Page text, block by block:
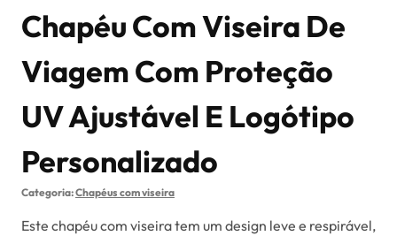
Chapéu Com Viseira De
Viagem Com Proteção
UV Ajustável E Logótipo
Personalizado
Categoria:Chapéus com viseira
Este chapéu com viseira tem um design leve e respirável,